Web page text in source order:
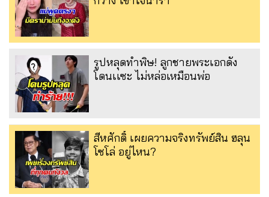
รูปหลุดทำพิษ! ลูกชายพระเอกดัง
โดนเเซะ ไม่หล่อเหมือนพ่อ
สีหศักดิ์ เผยความจริงทรัพย์สิน ฮลุน
โซโล่ อยู่ไหน?